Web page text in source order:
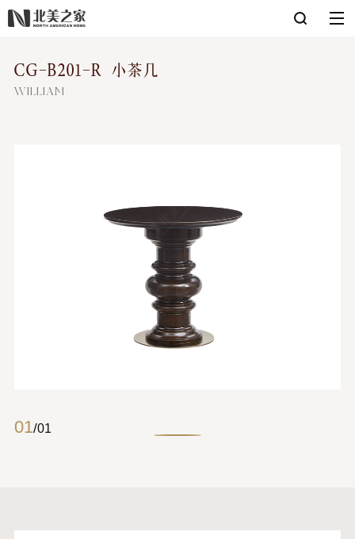
CG-B201-R 小茶几
WILLIAM
01/01